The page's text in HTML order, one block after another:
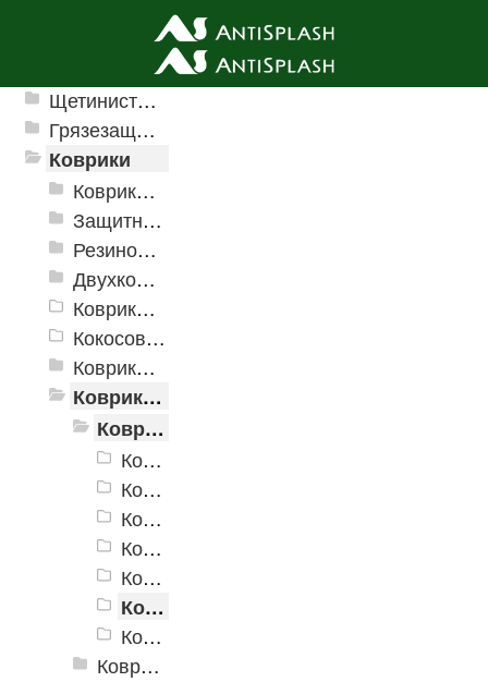
Ячеистые грязезащитные покрытия
Щетинистые покрытия
Грязезащитные, влаговпитывающие покрытия
Коврики
Коврики влаговпитывающие
Защитные коврики и лотки
Резиновые коврики
Двухкомпонентные коврики
Коврики на пенорезине
Кокосовые коврики
Коврики для ванн
Коврики и дорожки пористые (Лапша)
Коврики «Лапша»
Коврики «Лапша» 400x600 мм
Коврики «Лапша» 500x700 мм
Коврики «Лапша» 600x900 мм
Коврики «Лапша» 400x600 мм, с надписью
Коврики «Лапша» 500x700 мм, с надписью
Коврики «Лапша» 500x800 мм, с надписью
Коврики «Лапша» 600x900 мм, с надписью
Коврик придверный Dabar